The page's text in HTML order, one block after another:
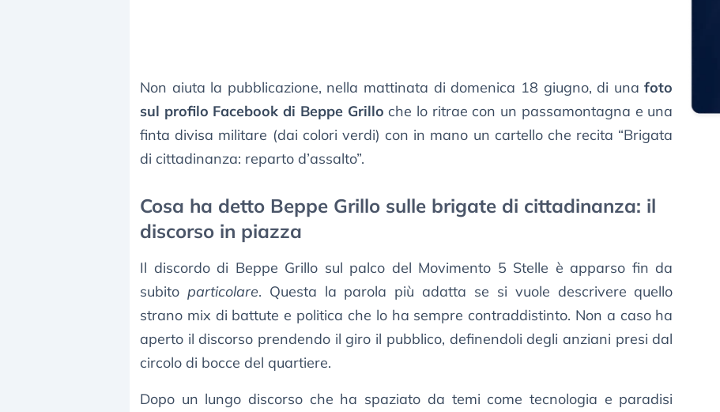
Non aiuta la pubblicazione, nella mattinata di domenica 18 giugno, di unafoto
sul profilo Facebook di Beppe Grillo che lo ritrae con un passamontagna e una
finta divisa militare (dai colori verdi) con in mano un cartello che recita “Brigata
di cittadinanza: reparto d’assalto”.
Cosa ha detto Beppe Grillo sulle brigate di cittadinanza: il
discorso in piazza
Il discordo di Beppe Grillo sul palco del Movimento 5 Stelle è apparso fin da
subito particolare. Questa la parola più adatta se si vuole descrivere quello
strano mix di battute e politica che lo ha sempre contraddistinto. Non a caso ha
aperto il discorso prendendo il giro il pubblico, definendoli degli anziani presi dal
circolo di bocce del quartiere.
Dopo un lungo discorso che ha spaziato da temi come tecnologia e paradisi